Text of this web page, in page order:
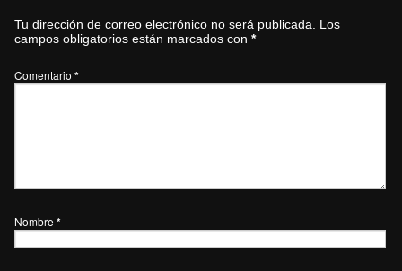
Tu dirección de correo electrónico no será publicada.
Los
campos obligatorios están marcados con *
Comentario *
Nombre *